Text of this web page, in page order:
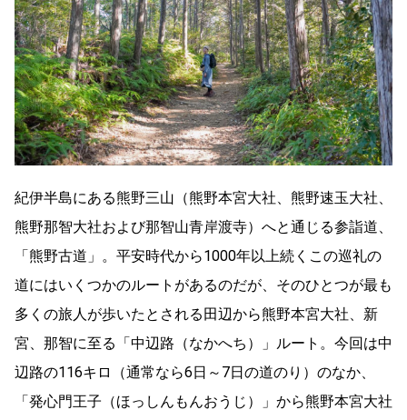
紀伊半島にある熊野三山（熊野本宮大社、熊野速玉大社、
熊野那智大社および那智山青岸渡寺）へと通じる参詣道、
「熊野古道」。平安時代から1000年以上続くこの巡礼の
道にはいくつかのルートがあるのだが、そのひとつが最も
多くの旅人が歩いたとされる田辺から熊野本宮大社、新
宮、那智に至る「中辺路（なかへち）」ルート。今回は中
辺路の116キロ（通常なら6日～7日の道のり）のなか、
「発心門王子（ほっしんもんおうじ）」から熊野本宮大社